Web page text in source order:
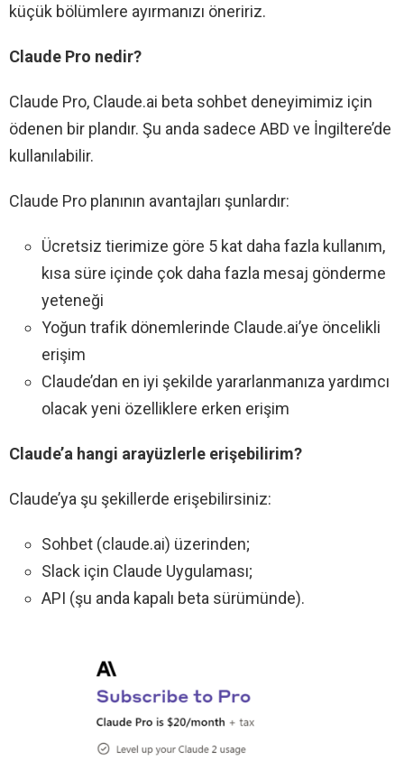
küçük bölümlere ayırmanızı öneririz.
Claude Pro nedir?
Claude Pro, Claude.ai beta sohbet deneyimimiz için
ödenen bir plandır. Şu anda sadece ABD ve İngiltere’de
kullanılabilir.
Claude Pro planının avantajları şunlardır:
Ücretsiz tierimize göre 5 kat daha fazla kullanım,
kısa süre içinde çok daha fazla mesaj gönderme
yeteneği
Yoğun trafik dönemlerinde Claude.ai’ye öncelikli
erişim
Claude’dan en iyi şekilde yararlanmanıza yardımcı
olacak yeni özelliklere erken erişim
Claude’a hangi arayüzlerle erişebilirim?
Claude’ya şu şekillerde erişebilirsiniz:
Sohbet (claude.ai) üzerinden;
Slack için Claude Uygulaması;
API (şu anda kapalı beta sürümünde).